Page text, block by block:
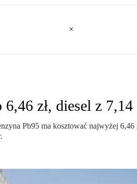
zł, diesel z 7,14
Pb95 ma kosztować najwyżej 6,46